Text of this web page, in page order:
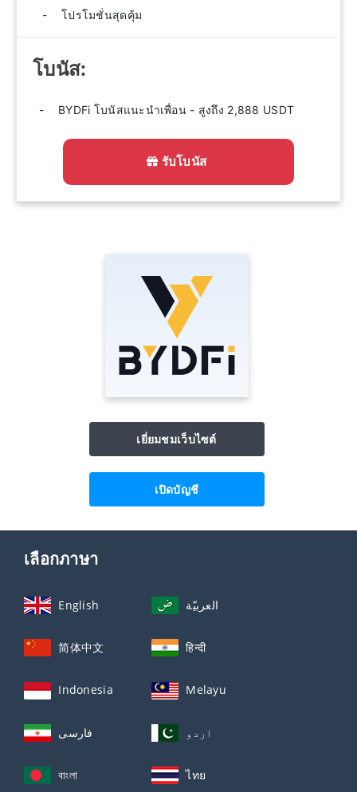
โปรโมชั่นสุดคุ้ม
โบนัส:
BYDFi โบนัสแนะนำเพื่อน - สูงถึง 2,888 USDT
รับโบนัส
เยี่ยมชมเว็บไซต์
เปิดบัญชี
เลือกภาษา
English العربيّة
简体中文 हिन्दी
Indonesia Melayu
فارسی اردو
বাংলা ไทย